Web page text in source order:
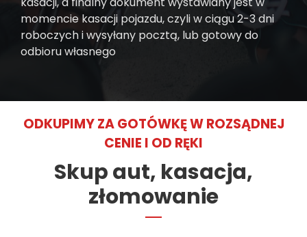
momencie kasacji pojazdu, czyli w ciągu 2-3 dni
roboczych i wysyłany pocztą, lub gotowy do
odbioru własnego
ODKUPIMY ZA GOTÓWKĘ W ROZSĄDNEJ
CENIE I OD RĘKI
Skup aut, kasacja,
złomowanie